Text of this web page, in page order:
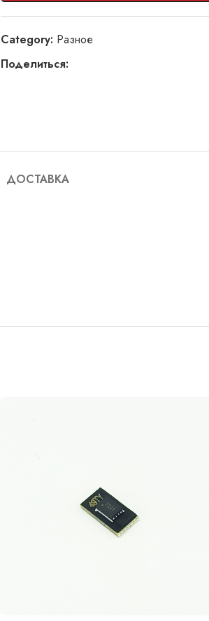
Category: Разное
Поделиться:
ДОСТАВКА